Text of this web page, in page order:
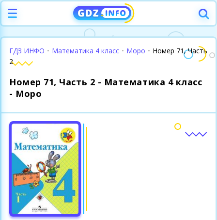
ГДЗ ИНФО • Математика 4 класс • Моро • Номер 71, Часть
2
Номер 71, Часть 2 - Математика 4 класс
- Моро